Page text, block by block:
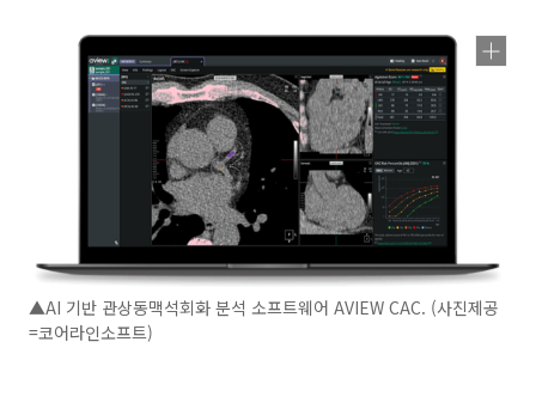
▲AI 기반 관상동맥석회화 분석 소프트웨어 AVIEW CAC. (사진제공
=코어라인소프트)